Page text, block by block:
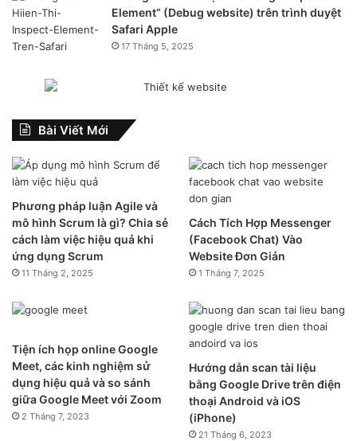
Element” (Debug website) trên trình duyệt
Safari Apple
17 Tháng 5, 2025
Bài Viết Mới
Phương pháp luận Agile và
mô hình Scrum là gì? Chia sẻ
cách làm việc hiệu quả khi
ứng dụng Scrum
11 Tháng 2, 2025
Cách Tích Hợp Messenger
(Facebook Chat) Vào
Website Đơn Giản
1 Tháng 7, 2025
Tiện ích họp online Google
Meet, các kinh nghiệm sử
dụng hiệu quả và so sánh
giữa Google Meet với Zoom
2 Tháng 7, 2023
Hướng dẫn scan tài liệu
bằng Google Drive trên điện
thoại Android và iOS
(iPhone)
21 Tháng 6, 2023